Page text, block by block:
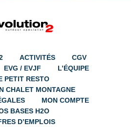
ACTIVITÉS
CGV
EVG / EVJF
L’ÉQUIPE
PETIT RESTO
CHALET MONTAGNE
MON COMPTE
BASES H2O
D’EMPLOIS